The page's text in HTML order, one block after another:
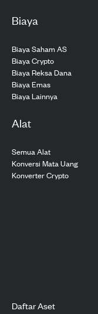
Biaya
Biaya Saham AS
Biaya Crypto
Biaya Reksa Dana
Biaya Emas
Biaya Lainnya
Alat
Semua Alat
Konversi Mata Uang
Konverter Crypto
Daftar Aset